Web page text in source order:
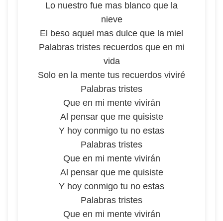
Lo nuestro fue mas blanco que la
nieve
El beso aquel mas dulce que la miel
Palabras tristes recuerdos que en mi
vida
Solo en la mente tus recuerdos viviré
Palabras tristes
Que en mi mente vivirán
Al pensar que me quisiste
Y hoy conmigo tu no estas
Palabras tristes
Que en mi mente vivirán
Al pensar que me quisiste
Y hoy conmigo tu no estas
Palabras tristes
Que en mi mente vivirán